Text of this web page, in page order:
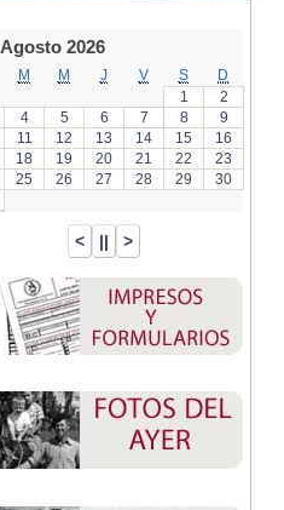
Agosto 2026
M M J V S
D
1
2
4 5 6 7 8
9
11 12 13 14 15
16
18 19 20 21 22
23
25 26 27 28 29
30